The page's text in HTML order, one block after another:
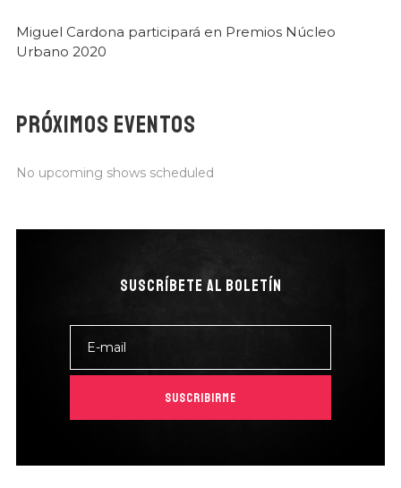
No, gracias. No quiero suscribirme.
Miguel Cardona participará en Premios Núcleo
Urbano 2020
PRÓXIMOS EVENTOS
No upcoming shows scheduled
SUSCRÍBETE AL BOLETÍN
SUSCRIBIRME